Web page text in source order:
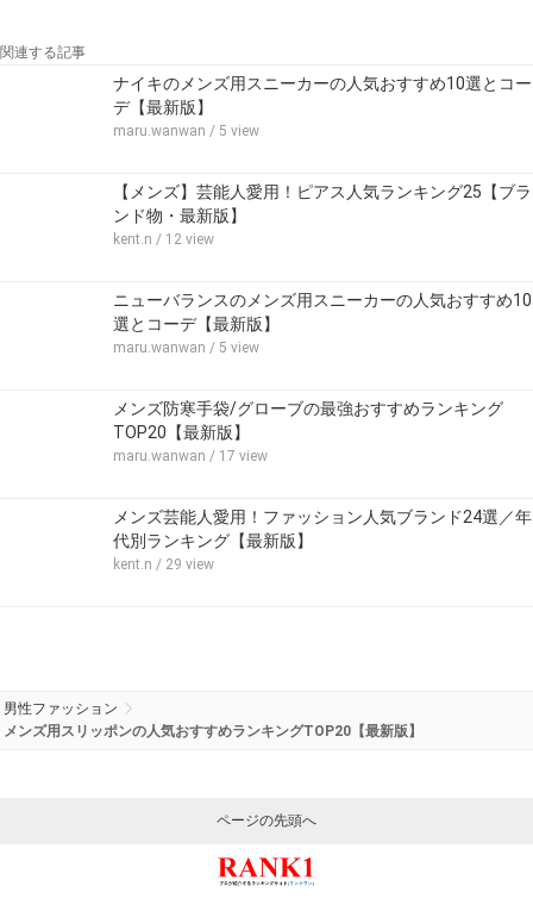
関連する記事
ナイキのメンズ用スニーカーの人気おすすめ10選とコー
デ【最新版】
maru.wanwan / 5 view
【メンズ】芸能人愛用！ピアス人気ランキング25【ブラ
ンド物・最新版】
kent.n / 12 view
ニューバランスのメンズ用スニーカーの人気おすすめ10
選とコーデ【最新版】
maru.wanwan / 5 view
メンズ防寒手袋/グローブの最強おすすめランキング
TOP20【最新版】
maru.wanwan / 17 view
メンズ芸能人愛用！ファッション人気ブランド24選／年
代別ランキング【最新版】
kent.n / 29 view
男性ファッション
メンズ用スリッポンの人気おすすめランキングTOP20【最新版】
ページの先頭へ